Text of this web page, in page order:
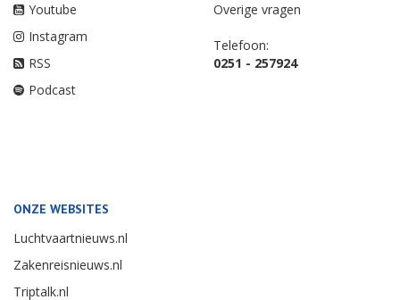
Youtube
Instagram
RSS
Podcast
Overige vragen
Telefoon:
0251 - 257924
ONZE WEBSITES
Luchtvaartnieuws.nl
Zakenreisnieuws.nl
Triptalk.nl